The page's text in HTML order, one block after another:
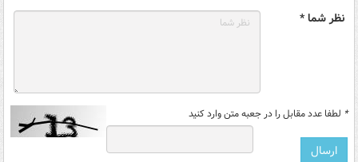
نظر شما *
* لطفا عدد مقابل را در جعبه متن وارد کنید